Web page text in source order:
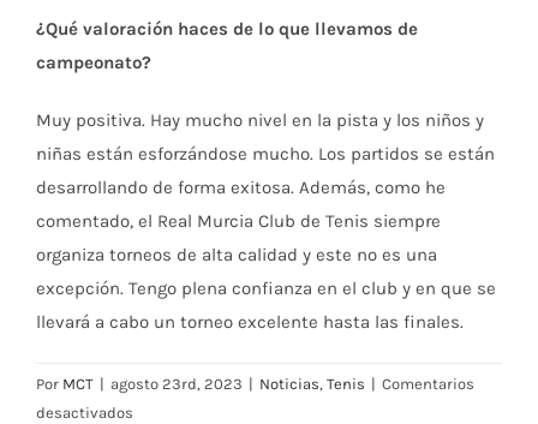
¿Qué valoración haces de lo que llevamos de
campeonato?
Muy positiva. Hay mucho nivel en la pista y los niños y
niñas están esforzándose mucho. Los partidos se están
desarrollando de forma exitosa. Además, como he
comentado, el Real Murcia Club de Tenis siempre
organiza torneos de alta calidad y este no es una
excepción. Tengo plena confianza en el club y en que se
llevará a cabo un torneo excelente hasta las finales.
Por MCT | agosto 23rd, 2023 | Noticias, Tenis | Comentarios
desactivados